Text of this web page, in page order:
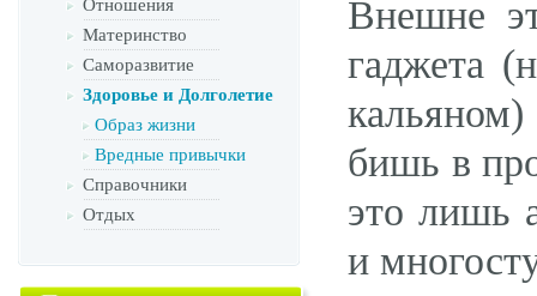
Отношения
Материнство
Саморазвитие
Здоровье и Долголетие
Образ жизни
Вредные привычки
Справочники
Отдых
Внешне
гаджета
бишь в
это лишь
и